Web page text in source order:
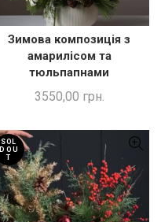
ЧИТАТИ ДАЛІ
Зимова композиція з
амарилісом та
тюльпапнами
3550,00 грн.
SOL
D OU
T